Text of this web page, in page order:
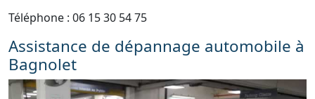
Téléphone : 06 15 30 54 75
Assistance de dépannage automobile à
Bagnolet